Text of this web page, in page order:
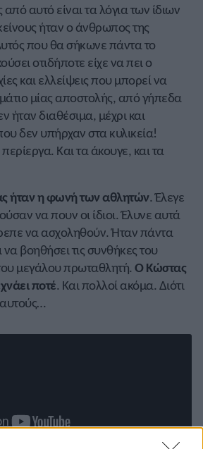
αυτό είναι τα λόγια των ίδιων
ήταν ο άνθρωπος της
που θα σήκωνε πάντα το
οτιδήποτε είχε να πει ο
και ελλείψεις που μπορεί να
μίας αποστολής, από γήπεδα
διαθέσιμα, μέχρι και
δεν υπήρχαν στα κυλικεία!
Και τα άκουγε, και τα
ήταν η φωνή των αθλητών. Έλεγε
να πουν οι ίδιοι. Έλυνε αυτά
να ασχοληθούν. Ήταν πάντα
να βοηθήσει τις συνθήκες του
μεγάλου πρωταθλητή. Ο Κώστας
ποτέ. Και πολλοί ακόμα. Διότι
αυτούς…